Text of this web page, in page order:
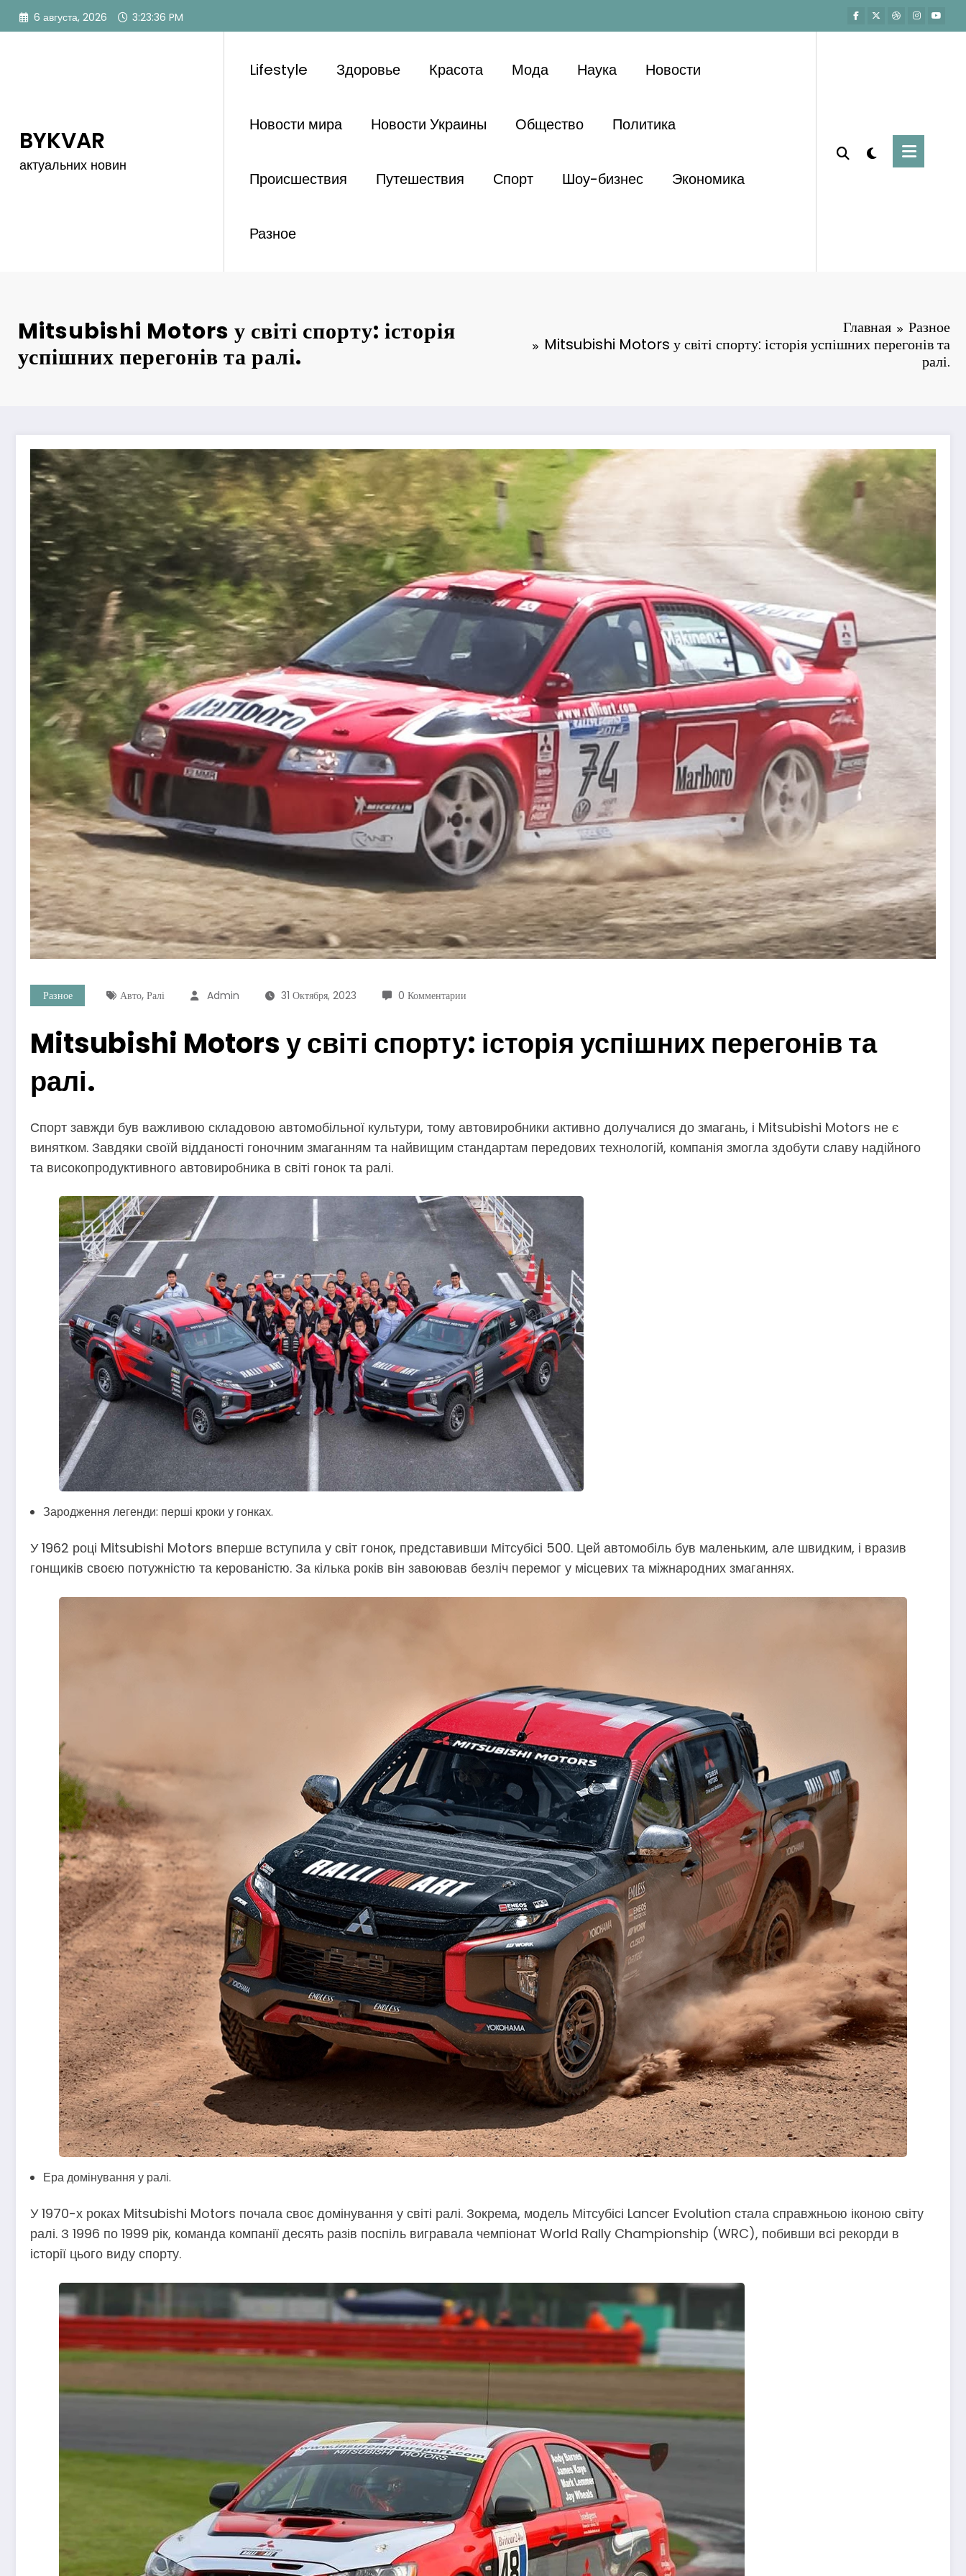
Перейти
6 августа, 2026 3:23:38 PM
BYKVAR
актуальних новин
Lifestyle Здоровье Красота Мода Наука Новости
Новости мира Новости Украины Общество Политика
Происшествия Путешествия Спорт Шоу-бизнес Экономика
Разное
Mitsubishi Motors у світі спорту: історія
успішних перегонів та ралі.
Главная
Разное
Mitsubishi Motors у світі спорту: історія успішних перегонів та
ралі.
Разное Авто, Ралі Admin 31 Октября, 2023 0 Комментарии
Mitsubishi Motors у світі спорту: історія успішних перегонів та
ралі.
Спорт завжди був важливою складовою автомобільної культури, тому автовиробники активно долучалися до змагань, і Mitsubishi Motors не є
винятком. Завдяки своїй відданості гоночним змаганням та найвищим стандартам передових технологій, компанія змогла здобути славу надійного
та високопродуктивного автовиробника в світі гонок та ралі.
Зародження легенди: перші кроки у гонках.
У 1962 році Mitsubishi Motors вперше вступила у світ гонок, представивши Мітсубісі 500. Цей автомобіль був маленьким, але швидким, і вразив
гонщиків своєю потужністю та керованістю. За кілька років він завоював безліч перемог у місцевих та міжнародних змаганнях.
Ера домінування у ралі.
У 1970-х роках Mitsubishi Motors почала своє домінування у світі ралі. Зокрема, модель Мітсубісі Lancer Evolution стала справжньою іконою світу
ралі. З 1996 по 1999 рік, команда компанії десять разів поспіль вигравала чемпіонат World Rally Championship (WRC), побивши всі рекорди в
історії цього виду спорту.